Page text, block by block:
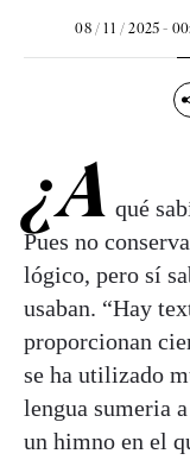
08 / 11 / 2025 -
¿A qué
Pues no
lógico, pero sí
usaban. “Hay
proporcionan
se ha utilizado
lengua sumeria a
un himno en el